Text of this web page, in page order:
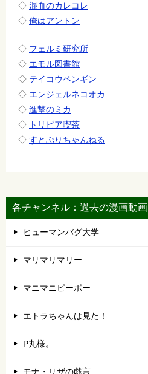
◇ 混血のカレコレ
◇ 俺はアントン
◇ フェルミ研究所
◇ エモル図書館
◇ テイコウペンギン
◇ エンジェルネコオカ
◇ 進撃のミカ
◇ トリビア喫茶
◇ すとぷりちゃんねる
各チャンネル：過去の漫画動画
ヒューマンバグ大学
マリマリマリー
マニマニピーポー
エトラちゃんは見た！
P丸様。
モナ・リザの戯言